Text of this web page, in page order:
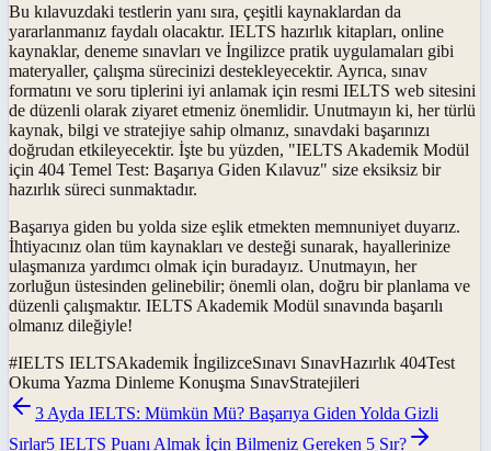
Bu kılavuzdaki testlerin yanı sıra, çeşitli kaynaklardan da
yararlanmanız faydalı olacaktır. IELTS hazırlık kitapları, online
kaynaklar, deneme sınavları ve İngilizce pratik uygulamaları gibi
materyaller, çalışma sürecinizi destekleyecektir. Ayrıca, sınav
formatını ve soru tiplerini iyi anlamak için resmi IELTS web sitesini
de düzenli olarak ziyaret etmeniz önemlidir. Unutmayın ki, her türlü
kaynak, bilgi ve stratejiye sahip olmanız, sınavdaki başarınızı
doğrudan etkileyecektir. İşte bu yüzden, "IELTS Akademik Modül
için 404 Temel Test: Başarıya Giden Kılavuz" size eksiksiz bir
hazırlık süreci sunmaktadır.
Başarıya giden bu yolda size eşlik etmekten memnuniyet duyarız.
İhtiyacınız olan tüm kaynakları ve desteği sunarak, hayallerinize
ulaşmanıza yardımcı olmak için buradayız. Unutmayın, her
zorluğun üstesinden gelinebilir; önemli olan, doğru bir planlama ve
düzenli çalışmaktır. IELTS Akademik Modül sınavında başarılı
olmanız dileğiyle!
#IELTS IELTSAkademik İngilizceSınavı SınavHazırlık 404Test
Okuma Yazma Dinleme Konuşma SınavStratejileri
3 Ayda IELTS: Mümkün Mü? Başarıya Giden Yolda Gizli
Sırlar5 IELTS Puanı Almak İçin Bilmeniz Gereken 5 Sır?